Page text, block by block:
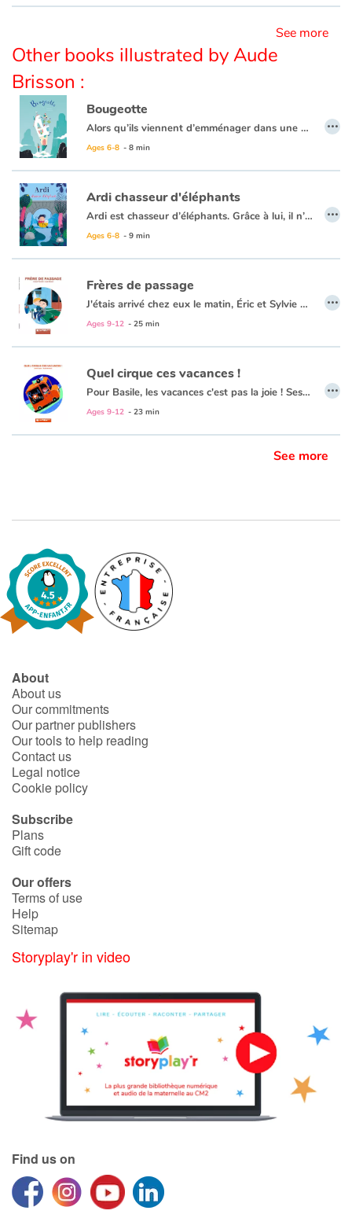
See more
Other books illustrated by Aude
Brisson :
Bougeotte
Alors qu’ils viennent d’emménager dans une nouvelle maison, Basile et son père font une découverte extraordinaire : leur maison déménage tous les jours !
Ages 6-8 - 8 min
…
Ardi chasseur d'éléphants
Ardi est chasseur d’éléphants. Grâce à lui, il n’y en a aucun dans son village. Et d’ailleurs il n’y en a jamais eu, c’est bien la preuve qu’il fait correctement son travail ! Aucun éléphant ? Dans tout le village ? Alors, si c’est vrai, à qui sont ses oreilles qui dépassent des maisons ? Et pourquoi les arrosoirs semblent bouger tout seuls ? Un jour ou l’autre il faudra bien dire la vérité à Ardi : son village est rempli d’éléphants ! Et ce jour là il pourra compter sur Violette pour lui ouvrir les yeux et lui montrer que les éléphants ne sont ni méchants, ni monstrueux. Et qu’on peut se faire des amis en regardant un peu plus loin que le bout de sa trompe… euh… de son nez !
Ages 6-8 - 9 min
…
Frères de passage
J'étais arrivé chez eux le matin, Éric et Sylvie voulaient faire une photo. Parce qu'il ne fallait pas qu'on oublie ce moment. Et la photo, on la mettrait sur le frigo. Ils étaient tout souriants, leur nom leur allait comme un gant famille d'accueil. Leur fils, Antoine, s'est vite éclipsé avant la photo. Il m'en voulait d'être là, chez lui. Mais je ne lui voulais aucun mal, moi.
Ages 9-12 - 25 min
…
Quel cirque ces vacances !
Pour Basile, les vacances c'est pas la joie ! Ses parents ne partent pas avec lui et ils ont toujours des idées redoutables. Cette année, c'est un stage de cirque au milieu de Nulle-Part recommandé par tante Anna. Basile n'a aucune envie de faire le clown, ni du trapèze et encore moins du cheval. En plus, le seul autre enfant est une fille ! Pourtant, il faut préparer le spectacle et chacun va devoir trouver sa place dans la troupe du cirque Ravioli.
Ages 9-12 - 23 min
…
See more
About
About us
Our commitments
Our partner publishers
Our tools to help reading
Contact us
Legal notice
Cookie policy
Subscribe
Plans
Gift code
Our offers
Terms of use
Help
Sitemap
Storyplay'r in video
Find us on